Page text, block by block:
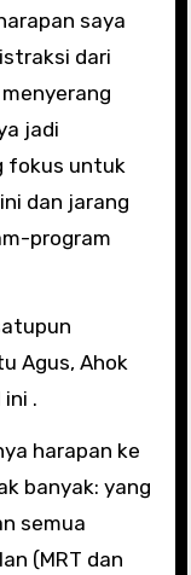
saya
dari
jadi
fokus untuk
dan jarang
program
Agus, Ahok
.
harapan ke
banyak: yang
semua
(MRT dan